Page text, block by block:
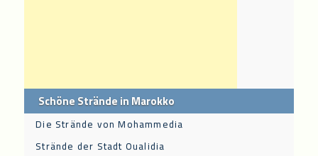
Schöne Strände in Marokko
Die Strände von Mohammedia
Strände der Stadt Oualidia